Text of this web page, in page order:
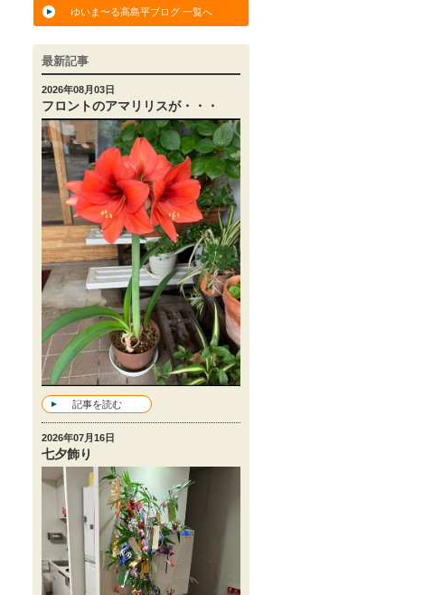
ゆいま〜る高島平ブログ 一覧へ
最新記事
2026年08月03日
フロントのアマリリスが・・・
記事を読む
2026年07月16日
七夕飾り